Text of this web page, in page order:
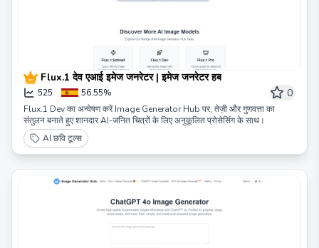
Flux.1 देव एआई इमेज जनरेटर | इमेज जनरेटर हब
525 56.55% 0
Flux.1 Dev का अन्वेषण करें Image Generator Hub पर, तेज़ी और गुणवत्ता का
संतुलन बनाते हुए शानदार AI-जनित चित्रों के लिए अनुकूलित प्रोसेसिंग के साथ।
AI छवि टूल्स